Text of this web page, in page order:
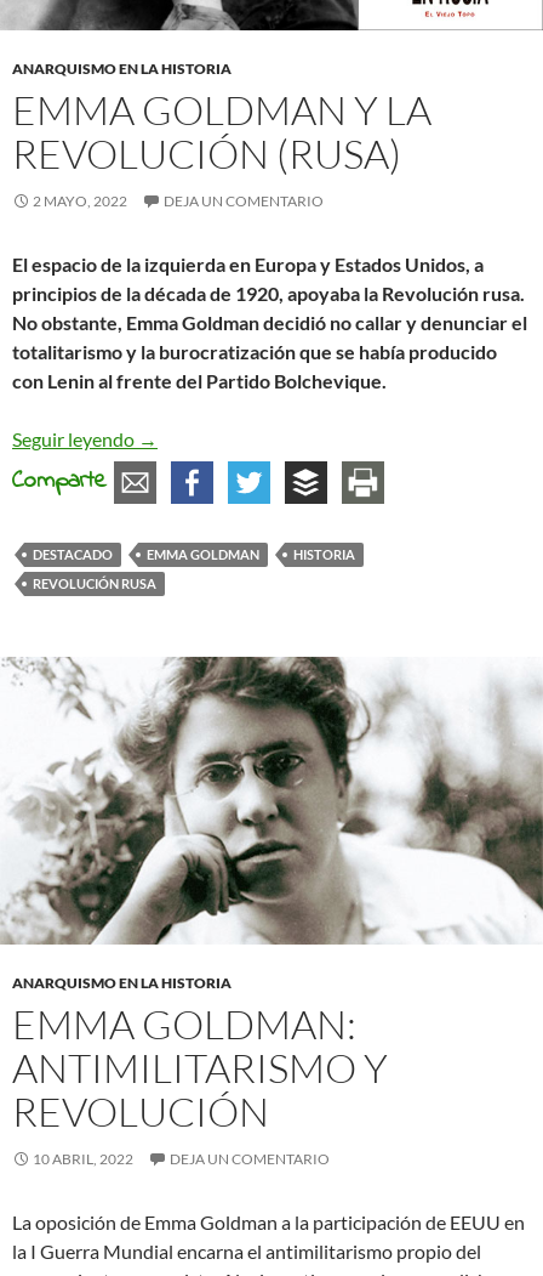
ANARQUISMO EN LA HISTORIA
EMMA GOLDMAN Y LA
REVOLUCIÓN (RUSA)
2 MAYO, 2022 DEJA UN COMENTARIO
El espacio de la izquierda en Europa y Estados Unidos, a
principios de la década de 1920, apoyaba la Revolución rusa.
No obstante, Emma Goldman decidió no callar y denunciar el
totalitarismo y la burocratización que se había producido
con Lenin al frente del Partido Bolchevique.
Seguir leyendo Emma Goldman y la Revolución (rusa)
→
Comparte
DESTACADO EMMA GOLDMAN
HISTORIA
REVOLUCIÓN RUSA
ANARQUISMO EN LA HISTORIA
EMMA GOLDMAN:
ANTIMILITARISMO Y
REVOLUCIÓN
10 ABRIL, 2022 DEJA UN COMENTARIO
La oposición de Emma Goldman a la participación de EEUU en
la I Guerra Mundial encarna el antimilitarismo propio del